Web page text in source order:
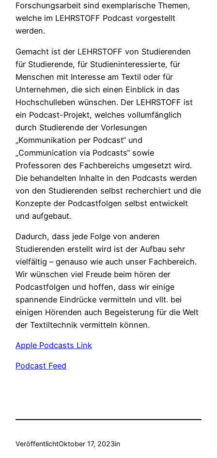
Forschungsarbeit sind exemplarische Themen,
welche im LEHRSTOFF Podcast vorgestellt
werden.
Gemacht ist der LEHRSTOFF von Studierenden
für Studierende, für Studieninteressierte, für
Menschen mit Interesse am Textil oder für
Unternehmen, die sich einen Einblick in das
Hochschulleben wünschen. Der LEHRSTOFF ist
ein Podcast-Projekt, welches vollumfänglich
durch Studierende der Vorlesungen
„Kommunikation per Podcast“ und
„Communication via Podcasts“ sowie
Professoren des Fachbereichs umgesetzt wird.
Die behandelten Inhalte in den Podcasts werden
von den Studierenden selbst recherchiert und die
Konzepte der Podcastfolgen selbst entwickelt
und aufgebaut.
Dadurch, dass jede Folge von anderen
Studierenden erstellt wird ist der Aufbau sehr
vielfältig – genauso wie auch unser Fachbereich.
Wir wünschen viel Freude beim hören der
Podcastfolgen und hoffen, dass wir einige
spannende Eindrücke vermitteln und vllt. bei
einigen Hörenden auch Begeisterung für die Welt
der Textiltechnik vermitteln können.
Apple Podcasts Link
Podcast Feed
VeröffentlichtOktober 17, 2023in